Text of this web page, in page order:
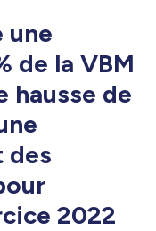
une
de la VBM
hausse de
des
2022